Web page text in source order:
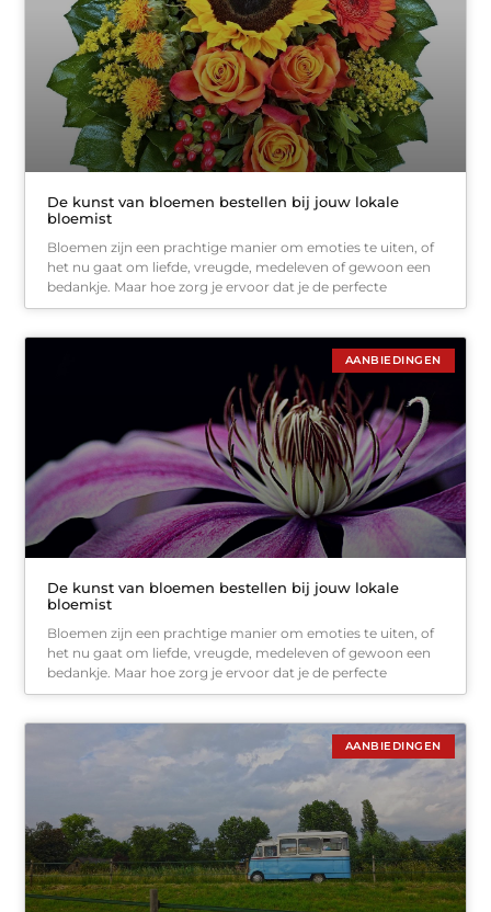
De kunst van bloemen bestellen bij jouw lokale
bloemist
Bloemen zijn een prachtige manier om emoties te uiten, of
het nu gaat om liefde, vreugde, medeleven of gewoon een
bedankje. Maar hoe zorg je ervoor dat je de perfecte
AANBIEDINGEN
De kunst van bloemen bestellen bij jouw lokale
bloemist
Bloemen zijn een prachtige manier om emoties te uiten, of
het nu gaat om liefde, vreugde, medeleven of gewoon een
bedankje. Maar hoe zorg je ervoor dat je de perfecte
AANBIEDINGEN